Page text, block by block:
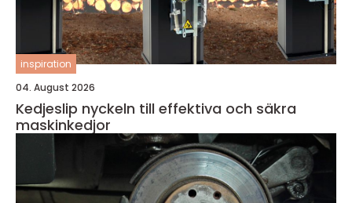
inspiration
04. August 2026
Kedjeslip nyckeln till effektiva och säkra
maskinkedjor